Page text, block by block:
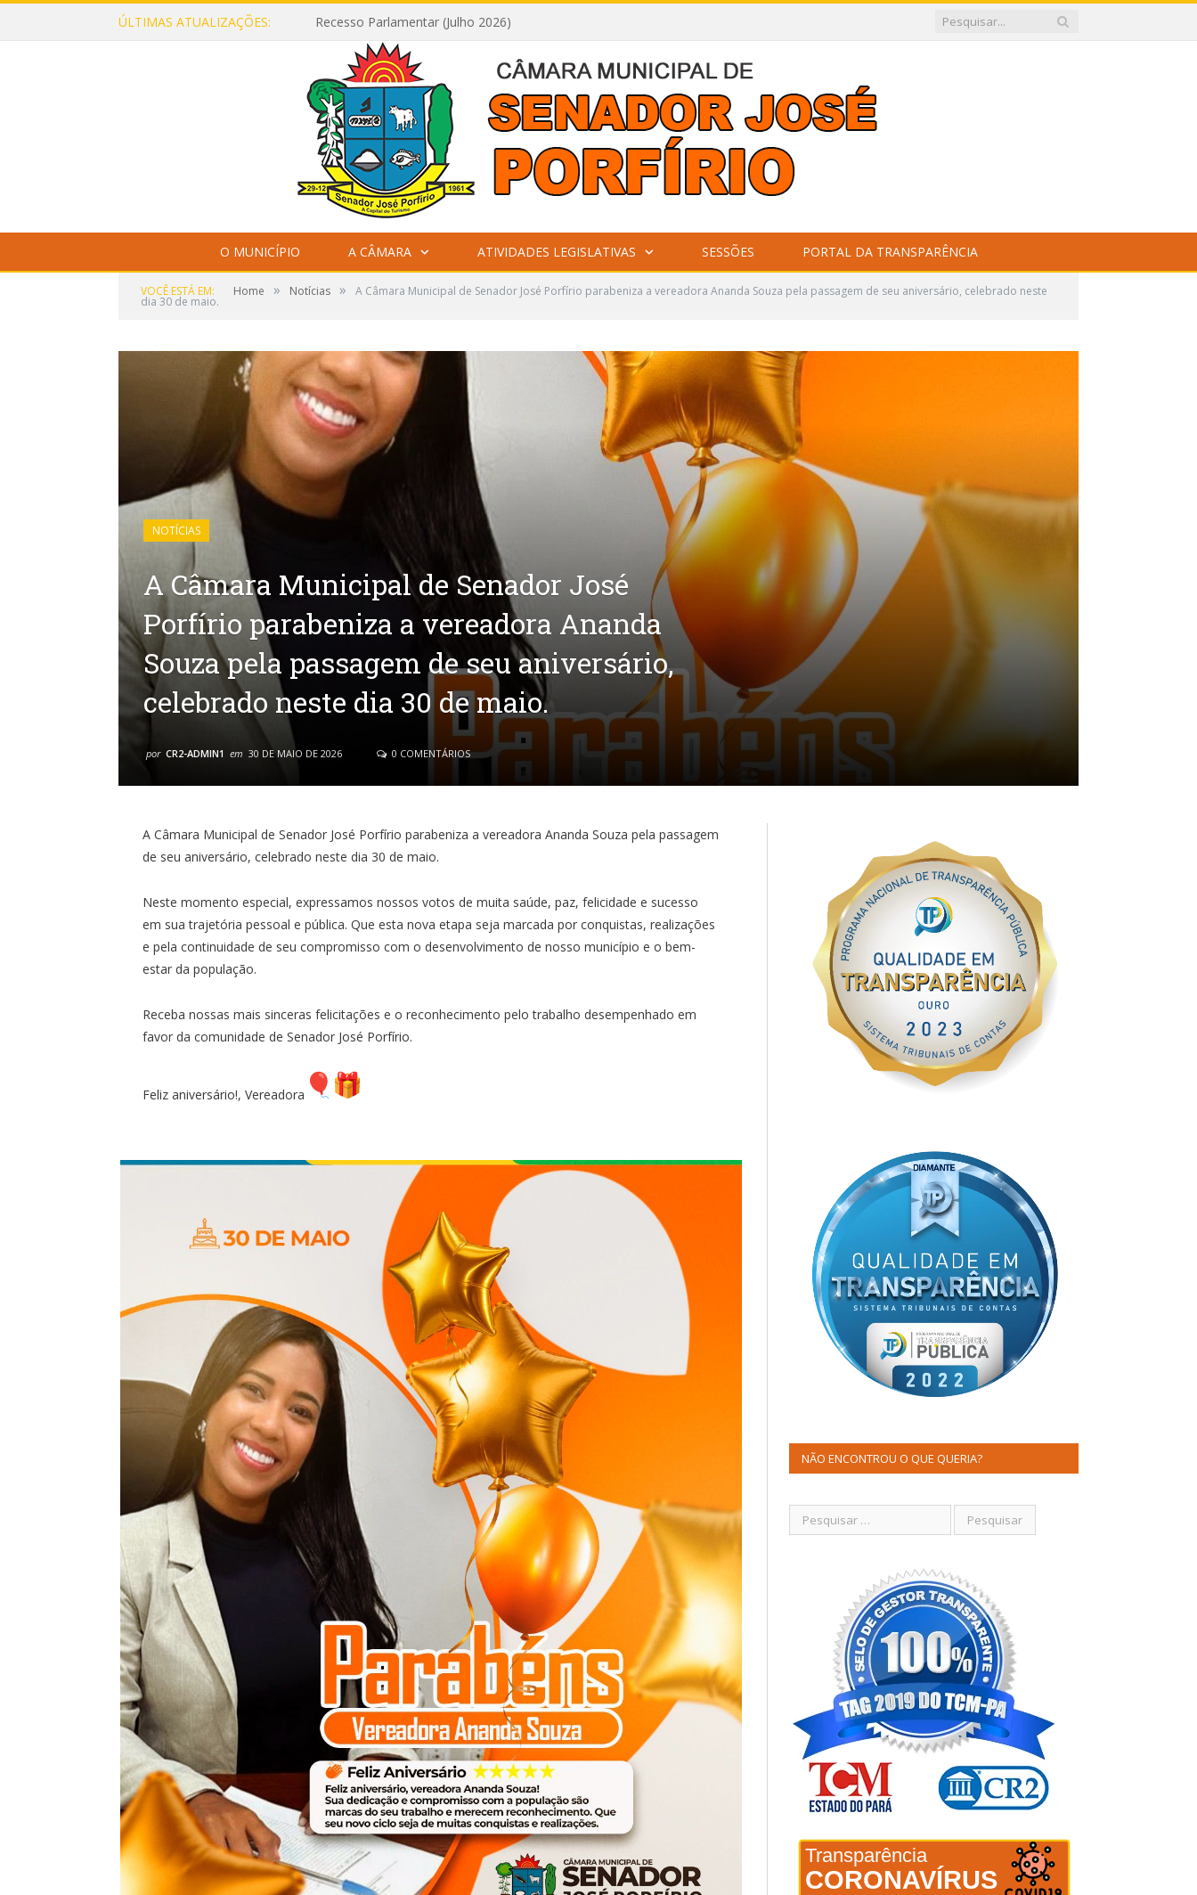
ÚLTIMAS ATUALIZAÇÕES: Recesso Parlamentar (Julho 2026)
O MUNICÍPIO A CÂMARA ATIVIDADES LEGISLATIVAS SESSÕES PORTAL DA TRANSPARÊNCIA
VOCÊ ESTÁ EM: Home » Notícias » A Câmara Municipal de Senador José Porfírio parabeniza a vereadora Ananda Souza pela passagem de seu aniversário, celebrado neste
dia 30 de maio.
NOTÍCIAS
A Câmara Municipal de Senador José
Porfírio parabeniza a vereadora Ananda
Souza pela passagem de seu aniversário,
celebrado neste dia 30 de maio.
por CR2-ADMIN1 em 30 DE MAIO DE 2026 0 COMENTÁRIOS
A Câmara Municipal de Senador José Porfírio parabeniza a vereadora Ananda Souza pela passagem
de seu aniversário, celebrado neste dia 30 de maio.
Neste momento especial, expressamos nossos votos de muita saúde, paz, felicidade e sucesso
em sua trajetória pessoal e pública. Que esta nova etapa seja marcada por conquistas, realizações
e pela continuidade de seu compromisso com o desenvolvimento de nosso município e o bem-
estar da população.
Receba nossas mais sinceras felicitações e o reconhecimento pelo trabalho desempenhado em
favor da comunidade de Senador José Porfírio.
Feliz aniversário!, Vereadora
NÃO ENCONTROU O QUE QUERIA?
Transparência
CORONAVÍRUS